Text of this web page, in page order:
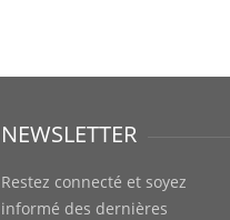
NEWSLETTER
Restez connecté et soyez
informé des dernières